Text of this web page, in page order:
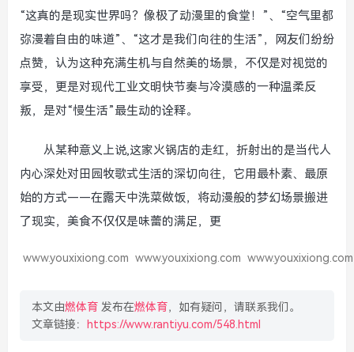
“这真的是现实世界吗？像极了动漫里的食堂！”、“空气里都
弥漫着自由的味道”、“这才是我们向往的生活”，网友们纷纷
点赞，认为这种充满生机与自然美的场景，不仅是对视觉的
享受，更是对现代工业文明快节奏与冷漠感的一种温柔反
叛，是对“慢生活”最生动的诠释。
从某种意义上说,这家火锅店的走红，折射出的是当代人
内心深处对田园牧歌式生活的深切向往，它用最朴素、最原
始的方式——在露天中洗菜做饭，将动漫般的梦幻场景搬进
了现实，美食不仅仅是味蕾的满足，更
www.youxixiong.com www.youxixiong.com www.youxixiong.com
本文由燃体育 发布在燃体育，如有疑问，请联系我们。
文章链接：
https://www.rantiyu.com/548.html